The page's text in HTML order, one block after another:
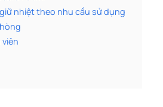
nhiệt theo nhu cầu sử dụng